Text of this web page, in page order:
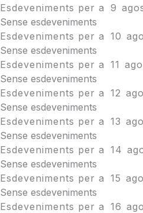
Esdeveniments per a 9
Sense esdeveniments
Esdeveniments per a 10
Sense esdeveniments
Esdeveniments per a 11
Sense esdeveniments
Esdeveniments per a 12
Sense esdeveniments
Esdeveniments per a 13
Sense esdeveniments
Esdeveniments per a 14
Sense esdeveniments
Esdeveniments per a 15
Sense esdeveniments
Esdeveniments per a 16